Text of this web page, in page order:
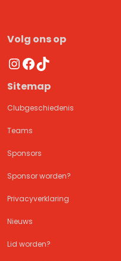
Volg ons op
Instagram
Facebook
TikTok
Sitemap
Clubgeschiedenis
Teams
Sponsors
Sponsor worden?
Privacyverklaring
Nieuws
Lid worden?